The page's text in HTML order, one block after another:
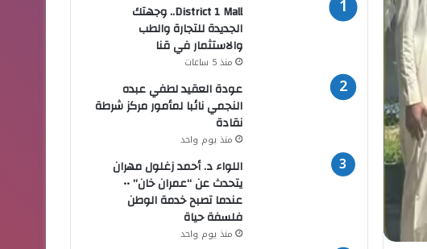
District 1 Mall.. وجهتك
الجديدة للتجارة والطب
والاستثمار في قنا
منذ 5 ساعات
عودة العقيد لطفي عبده
النجمي نائبا لمأمور مركز شرطة
نقادة
منذ يوم واحد
اللواء د. أحمد زغلول مهران
يتحدث عن “عمران خان” ••
عندما تصبح خدمة الوطن
فلسفة حياة
منذ يوم واحد